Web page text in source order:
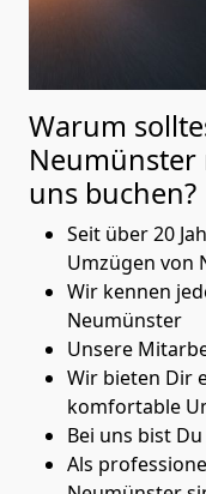
Warum
Neumünster
uns buchen?
Seit über 20
Umzügen von
Wir kennen
Neumünster
Unsere
Wir bieten Dir
komfortable
Bei uns bist
Als